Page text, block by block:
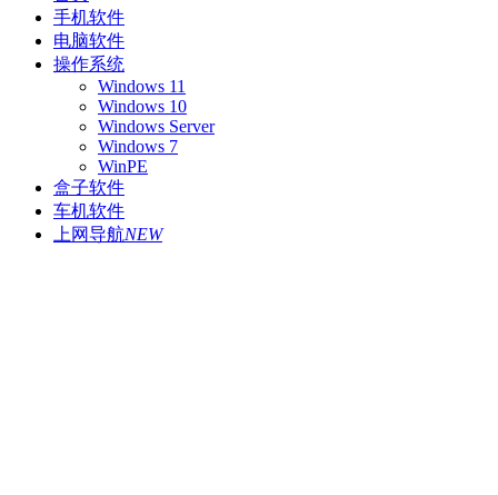
手机软件
电脑软件
操作系统
Windows 11
Windows 10
Windows Server
Windows 7
WinPE
盒子软件
车机软件
上网导航NEW